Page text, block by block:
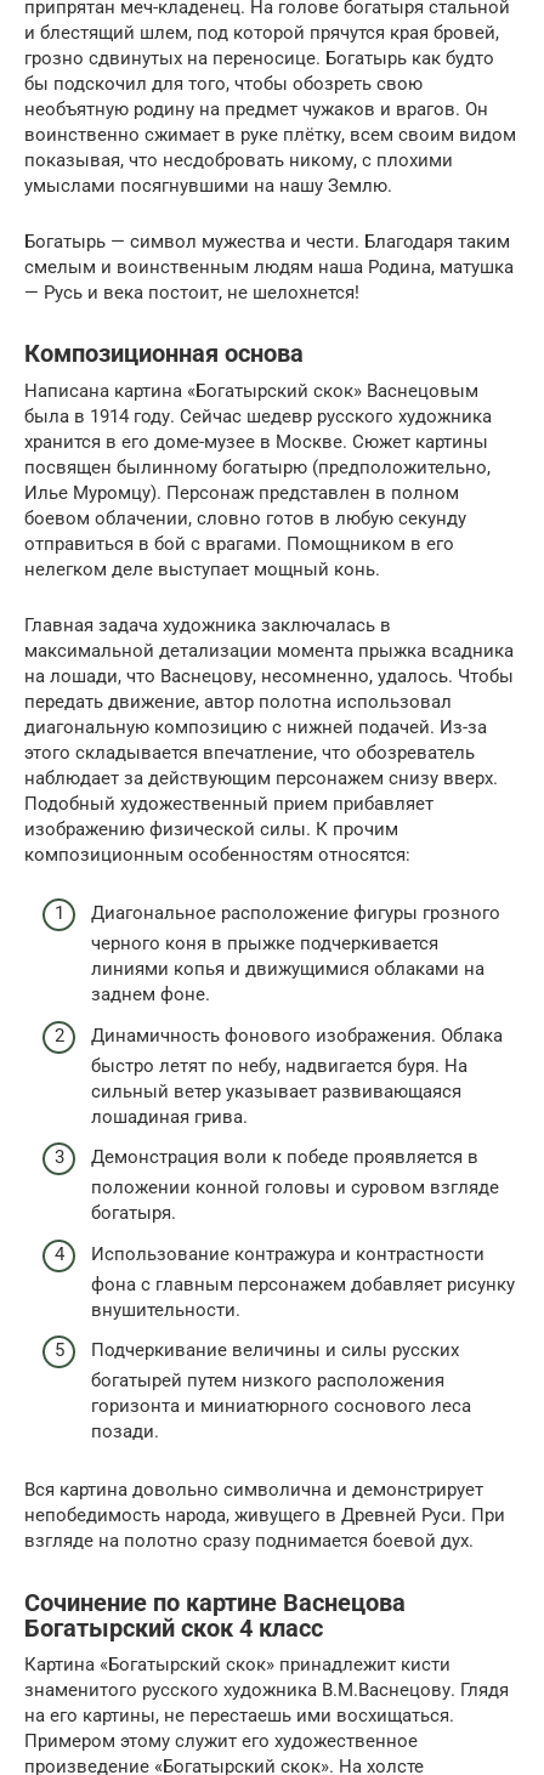
припрятан меч-кладенец. На голове богатыря стальной
и блестящий шлем, под которой прячутся края бровей,
грозно сдвинутых на переносице. Богатырь как будто
бы подскочил для того, чтобы обозреть свою
необъятную родину на предмет чужаков и врагов. Он
воинственно сжимает в руке плётку, всем своим видом
показывая, что несдобровать никому, с плохими
умыслами посягнувшими на нашу Землю.
Богатырь — символ мужества и чести. Благодаря таким
смелым и воинственным людям наша Родина, матушка
— Русь и века постоит, не шелохнется!
Композиционная основа
Написана картина «Богатырский скок» Васнецовым
была в 1914 году. Сейчас шедевр русского художника
хранится в его доме-музее в Москве. Сюжет картины
посвящен былинному богатырю (предположительно,
Илье Муромцу). Персонаж представлен в полном
боевом облачении, словно готов в любую секунду
отправиться в бой с врагами. Помощником в его
нелегком деле выступает мощный конь.
Главная задача художника заключалась в
максимальной детализации момента прыжка всадника
на лошади, что Васнецову, несомненно, удалось. Чтобы
передать движение, автор полотна использовал
диагональную композицию с нижней подачей. Из-за
этого складывается впечатление, что обозреватель
наблюдает за действующим персонажем снизу вверх.
Подобный художественный прием прибавляет
изображению физической силы. К прочим
композиционным особенностям относятся:
Диагональное расположение фигуры грозного
черного коня в прыжке подчеркивается
линиями копья и движущимися облаками на
заднем фоне.
Динамичность фонового изображения. Облака
быстро летят по небу, надвигается буря. На
сильный ветер указывает развивающаяся
лошадиная грива.
Демонстрация воли к победе проявляется в
положении конной головы и суровом взгляде
богатыря.
Использование контражура и контрастности
фона с главным персонажем добавляет рисунку
внушительности.
Подчеркивание величины и силы русских
богатырей путем низкого расположения
горизонта и миниатюрного соснового леса
позади.
Вся картина довольно символична и демонстрирует
непобедимость народа, живущего в Древней Руси. При
взгляде на полотно сразу поднимается боевой дух.
Сочинение по картине Васнецова
Богатырский скок 4 класс
Картина «Богатырский скок» принадлежит кисти
знаменитого русского художника В.М.Васнецову. Глядя
на его картины, не перестаешь ими восхищаться.
Примером этому служит его художественное
произведение «Богатырский скок». На холсте